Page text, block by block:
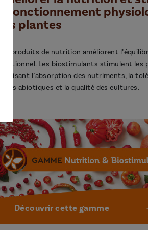
le fonctionnement
des plantes
Nos produits de nutrition améliorent
nutritionnel. Les biostimulants stimulent les
l’absorption des nutriments, la
stress abiotiques et la qualité des cultures.
Découvrir cette gamme